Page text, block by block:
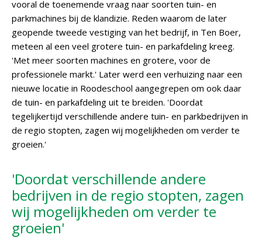
vooral de toenemende vraag naar soorten tuin- en
parkmachines bij de klandizie. Reden waarom de later
geopende tweede vestiging van het bedrijf, in Ten Boer,
meteen al een veel grotere tuin- en parkafdeling kreeg.
'Met meer soorten machines en grotere, voor de
professionele markt.' Later werd een verhuizing naar een
nieuwe locatie in Roodeschool aangegrepen om ook daar
de tuin- en parkafdeling uit te breiden. 'Doordat
tegelijkertijd verschillende andere tuin- en parkbedrijven in
de regio stopten, zagen wij mogelijkheden om verder te
groeien.'
'Doordat verschillende andere
bedrijven in de regio stopten, zagen
wij mogelijkheden om verder te
groeien'